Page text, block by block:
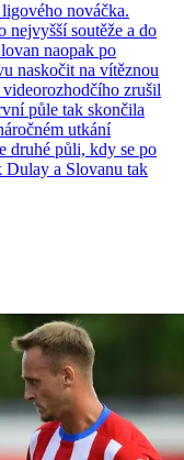
nováčka.
nejvyšší soutěže a do
naopak po
naskočit na vítěznou
zrušil
půle tak skončila
utkání
druhé půli, kdy se po
Dulay a Slovanu tak